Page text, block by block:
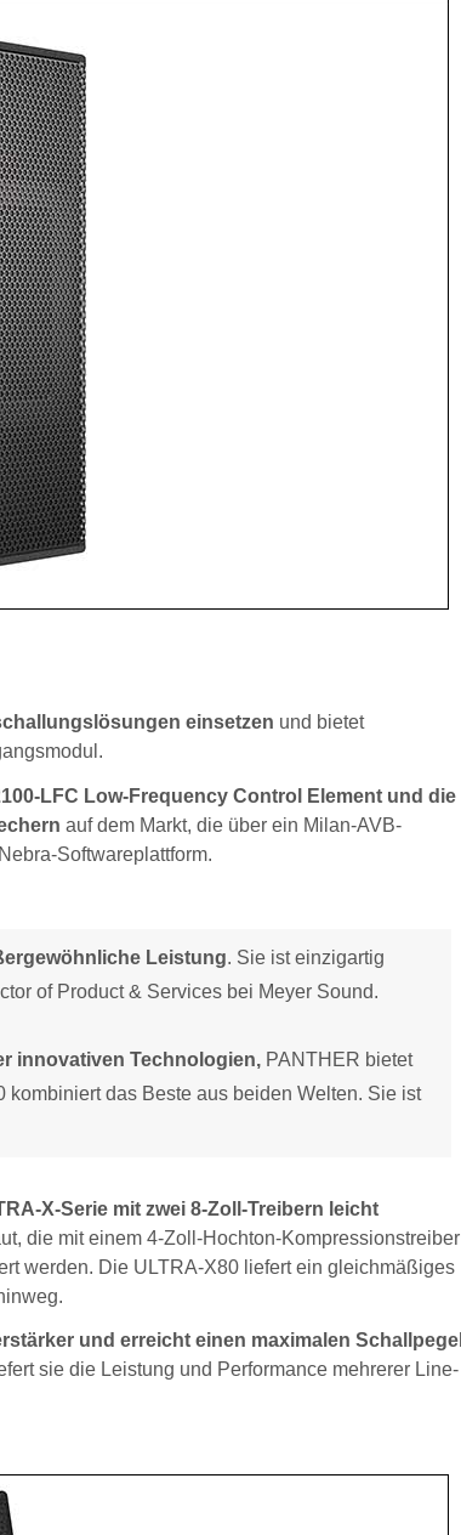
einsetzen und bietet
LFC Low-Frequency Control Element und die
auf dem Markt, die über ein Milan-AVB-
Softwareplattform.
Leistung. Sie ist einzigartig
of Product & Services bei Meyer Sound.
innovativen Technologien, PANTHER bietet
das Beste aus beiden Welten. Sie ist
X-Serie mit zwei 8-Zoll-Treibern leicht
die mit einem 4-Zoll-Hochton-Kompressionstreiber
werden. Die ULTRA-X80 liefert ein gleichmäßiges
und erreicht einen maximalen Schallpegel
sie die Leistung und Performance mehrerer Line-